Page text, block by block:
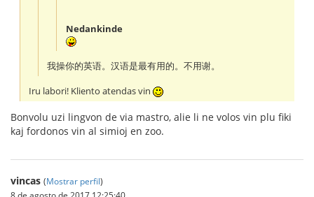
Nedankinde
我操你的英语。汉语是最有用的。不用谢。
Iru labori! Kliento atendas vin
Bonvolu uzi lingvon de via mastro, alie li ne volos vin plu fiki
kaj fordonos vin al simioj en zoo.
vincas (Mostrar perfil)